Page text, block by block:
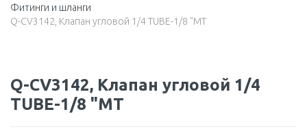
Фитинги и шланги
Q-CV3142, Клапан угловой 1/4 TUBE-1/8 "MT
Q-CV3142, Клапан угловой 1/4
TUBE-1/8 "MT